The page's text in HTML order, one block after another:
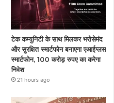
टेक कम्युनिटी के साथ मिलकर भरोसेमंद
और सुरक्षित स्मार्टफोन बनाएगा एआईप्लस
स्मार्टफोन, 100 करोड़ रुपए का करेगा
निवेश
21 hours ago